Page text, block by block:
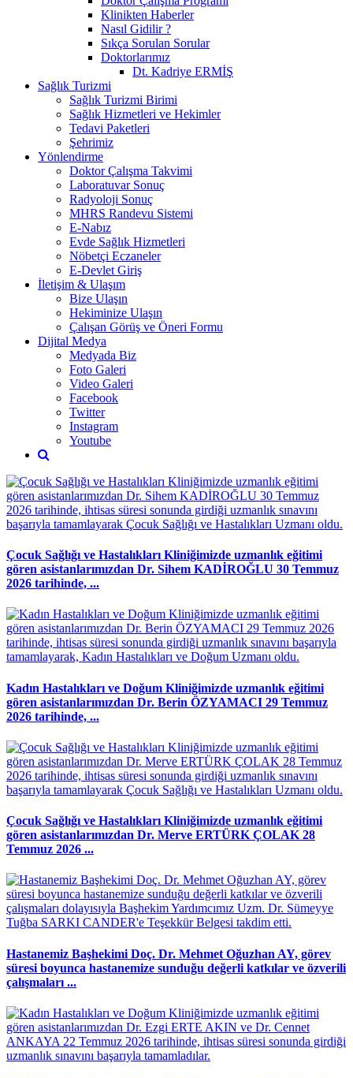
Klinikten Haberler
Nasıl Gidilir ?
Sıkça Sorulan Sorular
Doktorlarımız
Dt. Kadriye ERMİŞ
Sağlık Turizmi
Sağlık Turizmi Birimi
Sağlık Hizmetleri ve Hekimler
Tedavi Paketleri
Şehrimiz
Yönlendirme
Doktor Çalışma Takvimi
Laboratuvar Sonuç
Radyoloji Sonuç
MHRS Randevu Sistemi
E-Nabız
Evde Sağlık Hizmetleri
Nöbetçi Eczaneler
E-Devlet Giriş
İletişim & Ulaşım
Bize Ulaşın
Hekiminize Ulaşın
Çalışan Görüş ve Öneri Formu
Dijital Medya
Medyada Biz
Foto Galeri
Video Galeri
Facebook
Twitter
Instagram
Youtube
Çocuk Sağlığı ve Hastalıkları Kliniğimizde uzmanlık eğitimi
gören asistanlarımızdan Dr. Sihem KADİROĞLU 30 Temmuz
2026 tarihinde, ...
Kadın Hastalıkları ve Doğum Kliniğimizde uzmanlık eğitimi
gören asistanlarımızdan Dr. Berin ÖZYAMACI 29 Temmuz
2026 tarihinde, ...
Çocuk Sağlığı ve Hastalıkları Kliniğimizde uzmanlık eğitimi
gören asistanlarımızdan Dr. Merve ERTÜRK ÇOLAK 28
Temmuz 2026 ...
Hastanemiz Başhekimi Doç. Dr. Mehmet Oğuzhan AY, görev
süresi boyunca hastanemize sunduğu değerli katkılar ve özverili
çalışmaları ...